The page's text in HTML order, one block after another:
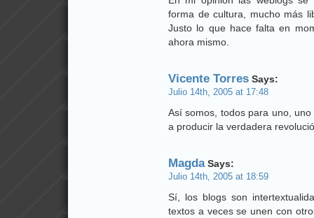
forma de cultura, mucho más
Justo lo que hace falta en
ahora mismo.
Vicente Torres Says:
Julio 14th, 2005 at 17:48
Así somos, todos para uno,
a producir la verdadera
MagdaSays:
Julio 14th, 2005 at 18:59
Sí, los blogs son
textos a veces se unen con